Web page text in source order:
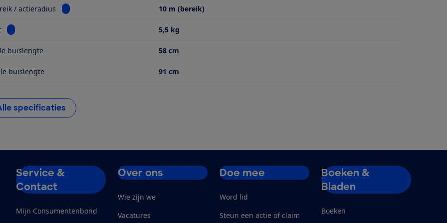
/ actieradius Bekijk informatie voor Werkbereik / actieradius
10 m (bereik)
Bekijk informatie voor Gewicht 5,5 kg
buislengte 58 cm
buislengte 91 cm
specificaties
Service &
Contact
Mijn Consumentenbond
Over ons
Wie zijn we
Vacatures
Doe mee
Word lid
Steun een actie of claim
Boeken &
Bladen
Boeken